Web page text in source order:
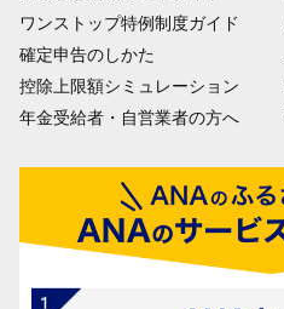
ワンストップ特例制度ガイド
確定申告のしかた
控除上限額シミュレーション
年金受給者・自営業者の方へ